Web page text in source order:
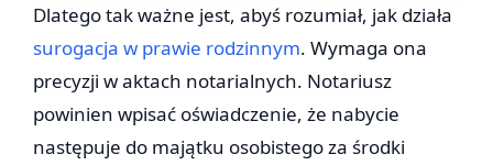
Dlatego tak ważne jest, abyś rozumiał, jak działa
surogacja w prawie rodzinnym. Wymaga ona
precyzji w aktach notarialnych. Notariusz
powinien wpisać oświadczenie, że nabycie
następuje do majątku osobistego za środki